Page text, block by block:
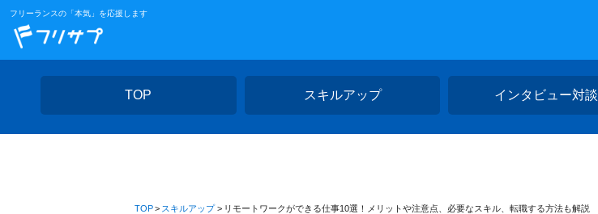
フリーランスの「本気」を応援します
TOP スキルアップ インタビュー対談
TOP スキルアップ リモートワークができる仕事10選！メリットや注意点、必要なスキル、転職する方法も解説